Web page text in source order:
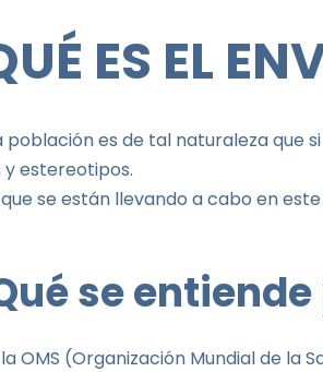
ES EL
es de tal naturaleza que
estereotipos.
se están llevando a cabo en
se
OMS (Organización Mundial de la